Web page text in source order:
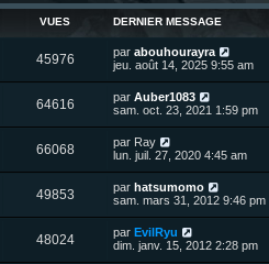
VUES DERNIER MESSAGE
45976V
u
s
D
e
i
e
r
m
e
s
s
a
g
e
par abouhourayra
jeu. août 14, 2025 9:55 am
64616V
u
s
D
e
i
e
r
m
e
s
s
a
g
par Auber1083
sam. oct. 23, 2021 1:59 pm
66068V
u
s
D
e
i
e
r
m
e
s
par Ray
lun. juil. 27, 2020 4:45 am
49853V
u
D
e
i
e
par hatsumomo
sam. mars 31, 2012 9:46 pm
48024V
D
e
par EvilRyu
dim. janv. 15, 2012 2:28 pm